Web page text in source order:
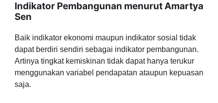
Indikator Pembangunan menurut Amartya
Sen
Baik indikator ekonomi maupun indikator sosial tidak
dapat berdiri sendiri sebagai indikator pembangunan.
Artinya tingkat kemiskinan tidak dapat hanya terukur
menggunakan variabel pendapatan ataupun kepuasan
saja.